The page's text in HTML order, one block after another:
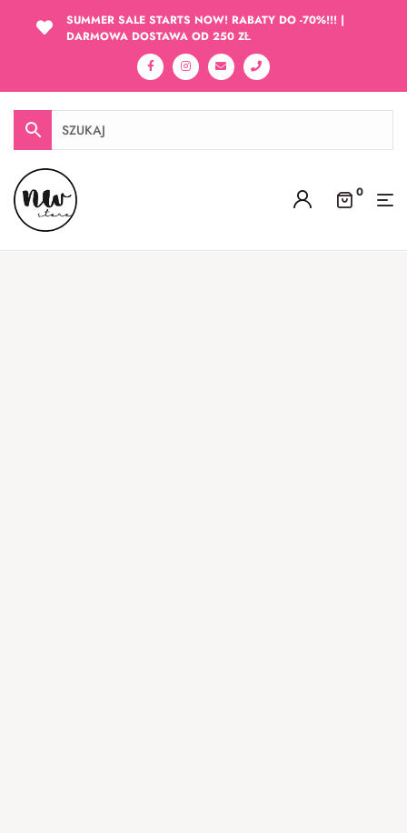
SUMMER SALE STARTS NOW! RABATY DO -70%!!! |
DARMOWA DOSTAWA OD 250 ZŁ
0